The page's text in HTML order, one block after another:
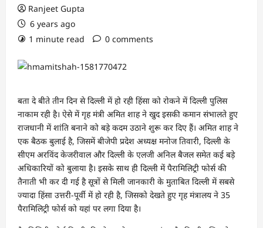
Ranjeet Gupta
6 years ago
1 minute read
0 comments
बता दे बीते तीन दिन से दिल्‍ली में हो रही हिंसा को रोकने में दिल्‍ली पुलिस
नाकाम रही है। ऐसे में गृह मंत्री अमित शाह ने खुद इसकी कमान संभालते हुए
राजधानी में शांति बनाने को बड़े कदम उठाने शुरू कर दिए हैं। अमित शाह ने
एक बैठक बुलाई है, जिसमें बीजेपी प्रदेश अध्‍यक्ष मनोज तिवारी, दिल्‍ली के
सीएम अरविंद केजरीवाल और दिल्‍ली के एलजी अनिल बैजल समेत कई बड़े
अधिकारियों को बुलाया है। इसके साथ ही दिल्‍ली में पैरामिलिट्री फोर्स की
तैनाती भी कर दी गई है सूत्रों से मिली जानकारी के मुताबित दिल्‍ली में सबसे
ज्‍यादा हिंसा उत्तरी-पूर्वी में हो रही है, जिसको देखते हुए गृह मंत्रालय ने 35
पैरामिलिट्री फोर्स को यहां पर लगा दिया है।